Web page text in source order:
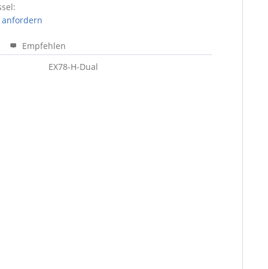
anfordern
Empfehlen
EX78-H-Dual